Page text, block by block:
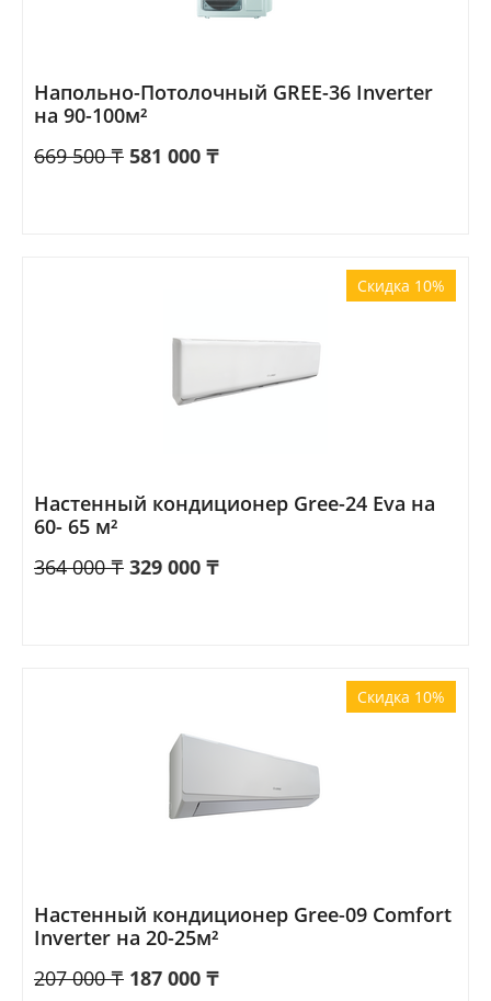
Напольно-Потолочный GREE-36 Inverter
на 90-100м²
669 500 ₸ 581 000 ₸
Скидка 10%
Настенный кондиционер Gree-24 Eva на
60- 65 м²
364 000 ₸ 329 000 ₸
Скидка 10%
Настенный кондиционер Gree-09 Comfort
Inverter на 20-25м²
207 000 ₸ 187 000 ₸